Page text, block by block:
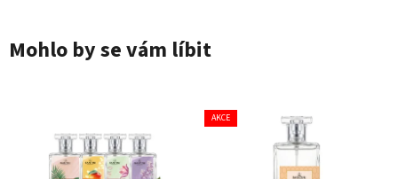
Mohlo by se vám líbit
AKCE